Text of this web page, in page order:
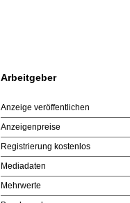
Arbeitgeber
Anzeige veröffentlichen
Anzeigenpreise
Registrierung kostenlos
Mediadaten
Mehrwerte